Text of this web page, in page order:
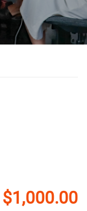
$1,000.00